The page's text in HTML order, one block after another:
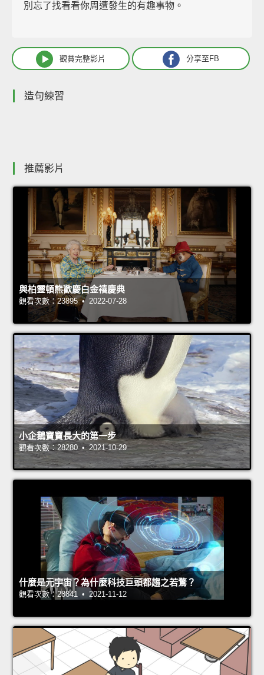
別忘了找看看你周遭發生的有趣事物。
觀賞完整影片 分享至FB
造句練習
推薦影片
與柏靈頓熊歡慶白金禧慶典
觀看次數：23895 • 2022-07-28
小企鵝寶寶長大的第一步
觀看次數：28280 • 2021-10-29
什麼是元宇宙？為什麼科技巨頭都趨之若鶩？
觀看次數：28841 • 2021-11-12